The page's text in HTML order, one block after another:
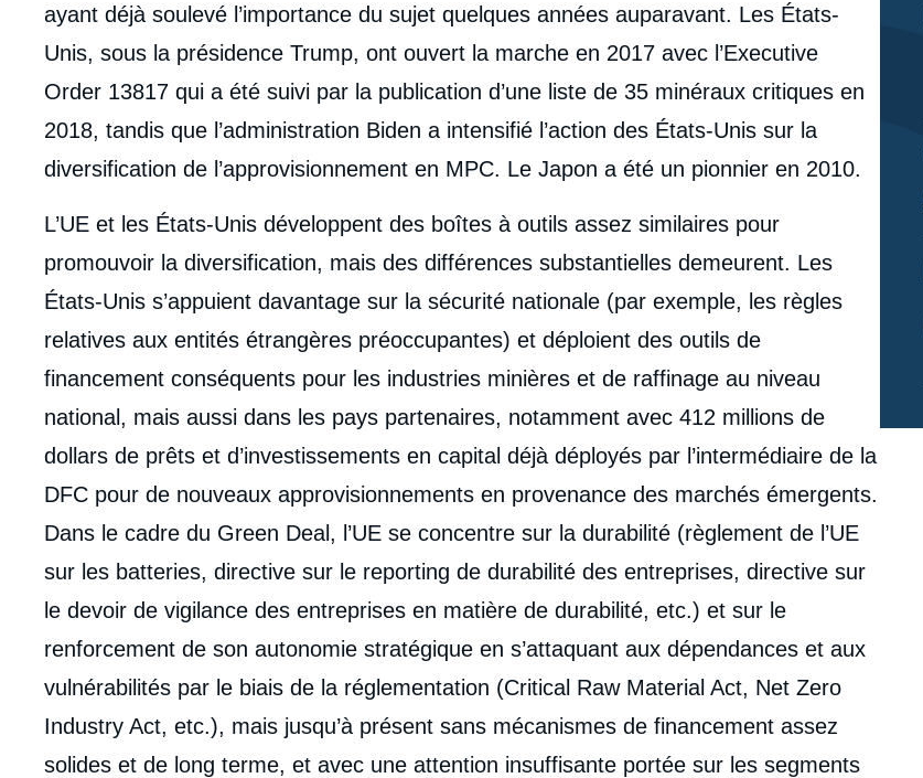
ayant déjà soulevé l’importance du sujet quelques années auparavant. Les États-
Unis, sous la présidence Trump, ont ouvert la marche en 2017 avec l’Executive
Order 13817 qui a été suivi par la publication d’une liste de 35 minéraux critiques en
2018, tandis que l’administration Biden a intensifié l’action des États-Unis sur la
diversification de l’approvisionnement en MPC. Le Japon a été un pionnier en 2010.
L’UE et les États-Unis développent des boîtes à outils assez similaires pour
promouvoir la diversification, mais des différences substantielles demeurent. Les
États-Unis s’appuient davantage sur la sécurité nationale (par exemple, les règles
relatives aux entités étrangères préoccupantes) et déploient des outils de
financement conséquents pour les industries minières et de raffinage au niveau
national, mais aussi dans les pays partenaires, notamment avec 412 millions de
dollars de prêts et d’investissements en capital déjà déployés par l’intermédiaire de la
DFC pour de nouveaux approvisionnements en provenance des marchés émergents.
Dans le cadre du Green Deal, l’UE se concentre sur la durabilité (règlement de l’UE
sur les batteries, directive sur le reporting de durabilité des entreprises, directive sur
le devoir de vigilance des entreprises en matière de durabilité, etc.) et sur le
renforcement de son autonomie stratégique en s’attaquant aux dépendances et aux
vulnérabilités par le biais de la réglementation (Critical Raw Material Act, Net Zero
Industry Act, etc.), mais jusqu’à présent sans mécanismes de financement assez
solides et de long terme, et avec une attention insuffisante portée sur les segments